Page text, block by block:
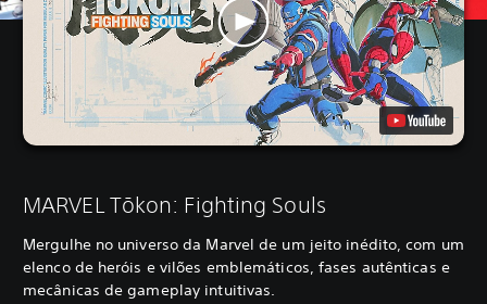
MARVEL Tōkon: Fighting Souls
Mergulhe no universo da Marvel de um jeito inédito, com um
elenco de heróis e vilões emblemáticos, fases autênticas e
mecânicas de gameplay intuitivas.